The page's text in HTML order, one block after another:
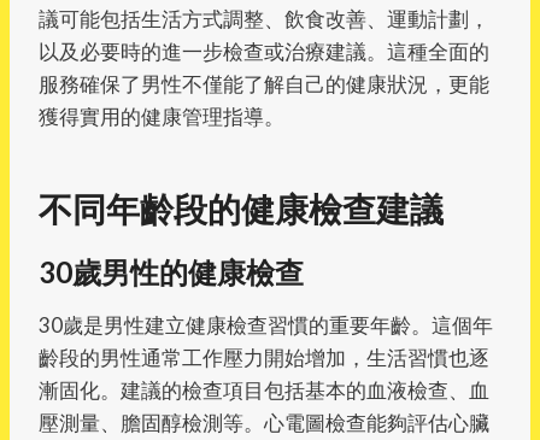
議可能包括生活方式調整、飲食改善、運動計劃，
以及必要時的進一步檢查或治療建議。這種全面的
服務確保了男性不僅能了解自己的健康狀況，更能
獲得實用的健康管理指導。
不同年齡段的健康檢查建議
30歲男性的健康檢查
30歲是男性建立健康檢查習慣的重要年齡。這個年
齡段的男性通常工作壓力開始增加，生活習慣也逐
漸固化。建議的檢查項目包括基本的血液檢查、血
壓測量、膽固醇檢測等。心電圖檢查能夠評估心臟